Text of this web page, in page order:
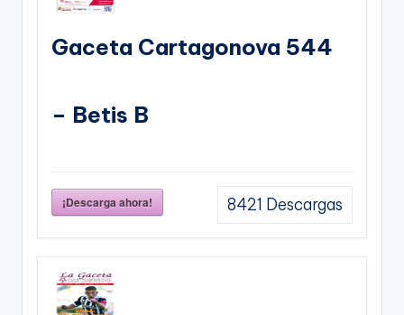
Gaceta Cartagonova 544
– Betis B
¡Descarga ahora! 8421 Descargas